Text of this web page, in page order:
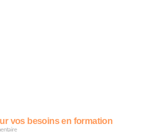
vos besoins en formation